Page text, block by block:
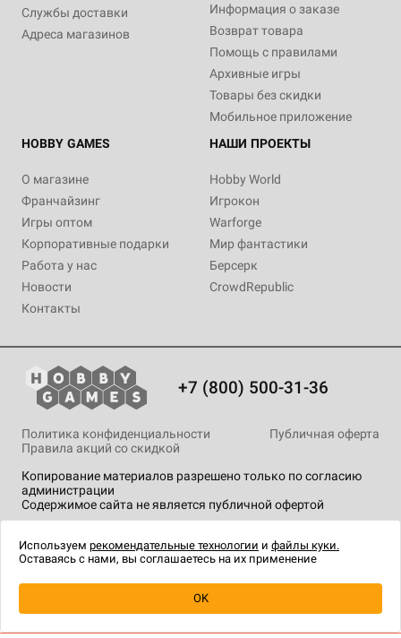
Купить
Службы доставки
Адреса магазинов
Информация о заказе
Возврат товара
Помощь с правилами
Архивные игры
Товары без скидки
Мобильное приложение
HOBBY GAMES
О магазине
Франчайзинг
Игры оптом
Корпоративные подарки
Работа у нас
Новости
Контакты
НАШИ ПРОЕКТЫ
Hobby World
Игрокон
Warforge
Мир фантастики
Берсерк
CrowdRepublic
+7 (800) 500-31-36
Копирование материалов разрешено только по согласию
администрации
Содержимое сайта не является публичной офертой
Политика конфиденциальности
Публичная оферта
Правила акций со скидкой
технологии.
Используем рекомендательные технологии и файлы куки.
Оставаясь с нами, вы соглашаетесь на их применение
OK